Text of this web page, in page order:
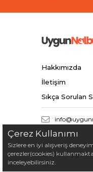
Hakkımızda
İletişim
Sıkça Sorulan
© 2024
Çerez Kullanımı
Sizlere en iyi alışveriş
çerezler(cookies)
inceleyebilirsiniz.